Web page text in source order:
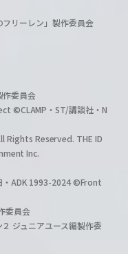
リーレン」製作委員会
委員会
©CLAMP・ST/講談社・N
Rights Reserved. THE ID
Inc.
・ADK 1993-2024 ©Front
委員会
ジュニアユース編製作委